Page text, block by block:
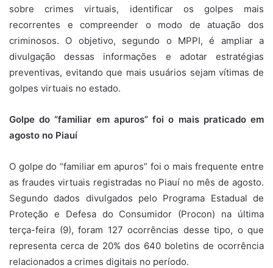
sobre crimes virtuais, identificar os golpes mais
recorrentes e compreender o modo de atuação dos
criminosos. O objetivo, segundo o MPPI, é ampliar a
divulgação dessas informações e adotar estratégias
preventivas, evitando que mais usuários sejam vítimas de
golpes virtuais no estado.
Golpe do “familiar em apuros” foi o mais praticado em
agosto no Piauí
O golpe do “familiar em apuros” foi o mais frequente entre
as fraudes virtuais registradas no Piauí no mês de agosto.
Segundo dados divulgados pelo Programa Estadual de
Proteção e Defesa do Consumidor (Procon) na última
terça-feira (9), foram 127 ocorrências desse tipo, o que
representa cerca de 20% dos 640 boletins de ocorrência
relacionados a crimes digitais no período.